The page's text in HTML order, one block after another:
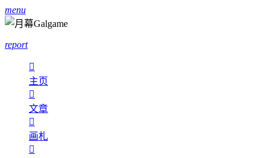
menu
report

主页

文章

画札
